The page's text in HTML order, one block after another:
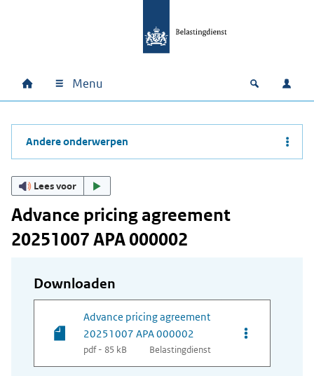
Hoofdnavigatie
Home Menu Open
Andere onderwerpen
Lees voor
Advance pricing agreement
20251007 APA 000002
Downloaden
Advance pricing agreement
20251007 APA 000002
pdf - 85 kB Belastingdienst
Opties van